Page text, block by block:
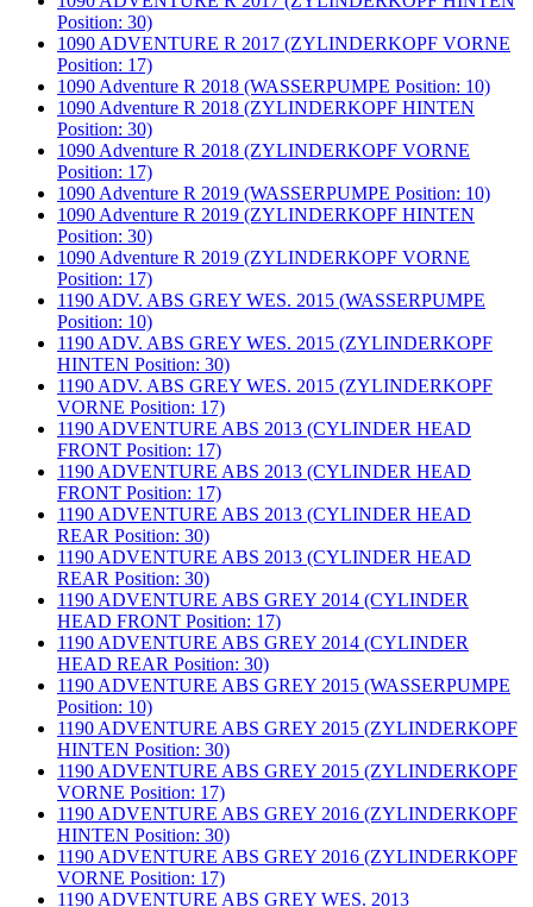
Position: 30)
1090 ADVENTURE R 2017 (ZYLINDERKOPF VORNE
Position: 17)
1090 Adventure R 2018 (WASSERPUMPE Position: 10)
1090 Adventure R 2018 (ZYLINDERKOPF HINTEN
Position: 30)
1090 Adventure R 2018 (ZYLINDERKOPF VORNE
Position: 17)
1090 Adventure R 2019 (WASSERPUMPE Position: 10)
1090 Adventure R 2019 (ZYLINDERKOPF HINTEN
Position: 30)
1090 Adventure R 2019 (ZYLINDERKOPF VORNE
Position: 17)
1190 ADV. ABS GREY WES. 2015 (WASSERPUMPE
Position: 10)
1190 ADV. ABS GREY WES. 2015 (ZYLINDERKOPF
HINTEN Position: 30)
1190 ADV. ABS GREY WES. 2015 (ZYLINDERKOPF
VORNE Position: 17)
1190 ADVENTURE ABS 2013 (CYLINDER HEAD
FRONT Position: 17)
1190 ADVENTURE ABS 2013 (CYLINDER HEAD
FRONT Position: 17)
1190 ADVENTURE ABS 2013 (CYLINDER HEAD
REAR Position: 30)
1190 ADVENTURE ABS 2013 (CYLINDER HEAD
REAR Position: 30)
1190 ADVENTURE ABS GREY 2014 (CYLINDER
HEAD FRONT Position: 17)
1190 ADVENTURE ABS GREY 2014 (CYLINDER
HEAD REAR Position: 30)
1190 ADVENTURE ABS GREY 2015 (WASSERPUMPE
Position: 10)
1190 ADVENTURE ABS GREY 2015 (ZYLINDERKOPF
HINTEN Position: 30)
1190 ADVENTURE ABS GREY 2015 (ZYLINDERKOPF
VORNE Position: 17)
1190 ADVENTURE ABS GREY 2016 (ZYLINDERKOPF
HINTEN Position: 30)
1190 ADVENTURE ABS GREY 2016 (ZYLINDERKOPF
VORNE Position: 17)
1190 ADVENTURE ABS GREY WES. 2013